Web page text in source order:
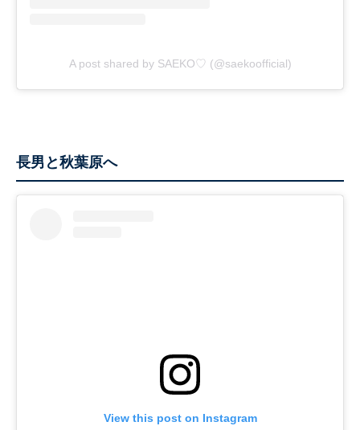
A post shared by SAEKO♡ (@saekoofficial)
長男と秋葉原へ
View this post on Instagram